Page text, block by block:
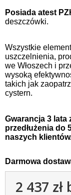
Posiada atest
deszczówki.
Wszystkie
uszczelnienia,
we Włoszech i
wysoką
takich jak
cystern.
Gwarancja 3 lata
przedłużenia do
naszych
Darmowa
2 437